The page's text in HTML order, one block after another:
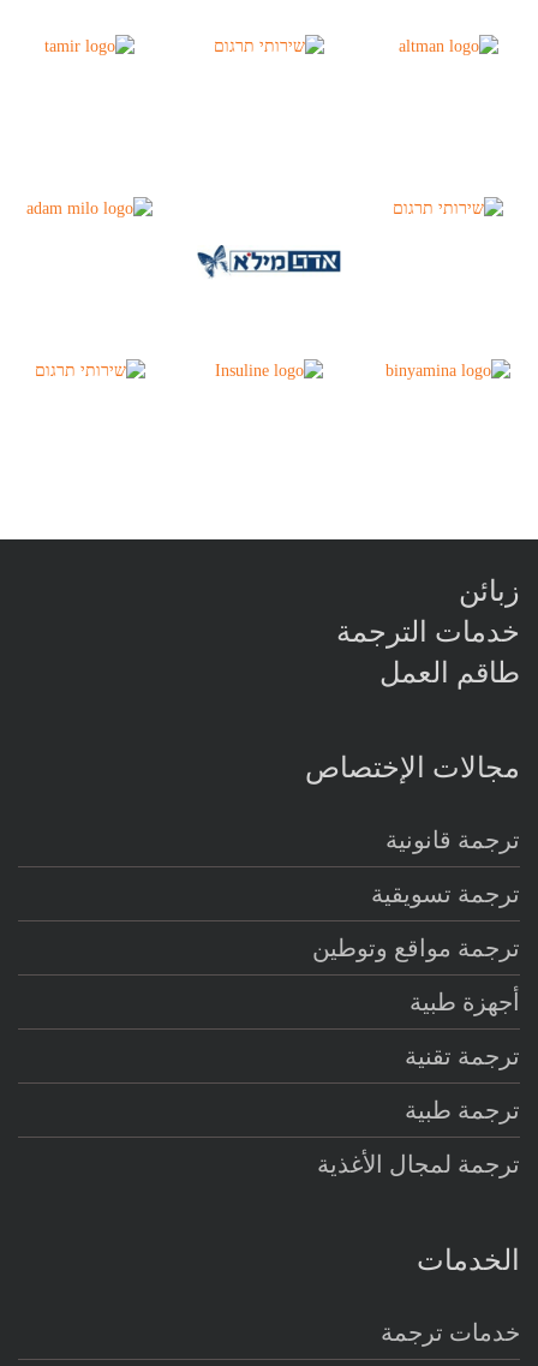
زبائن
خدمات الترجمة
طاقم العمل
مجالات الإختصاص
ترجمة قانونية
ترجمة تسويقية
ترجمة مواقع وتوطين
أجهزة طبية
ترجمة تقنية
ترجمة طبية
ترجمة لمجال الأغذية
الخدمات
خدمات ترجمة